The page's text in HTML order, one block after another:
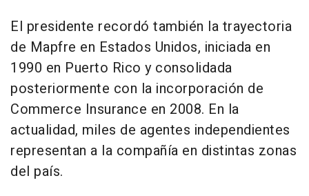
El presidente recordó también la trayectoria
de Mapfre en Estados Unidos, iniciada en
1990 en Puerto Rico y consolidada
posteriormente con la incorporación de
Commerce Insurance en 2008. En la
actualidad, miles de agentes independientes
representan a la compañía en distintas zonas
del país.